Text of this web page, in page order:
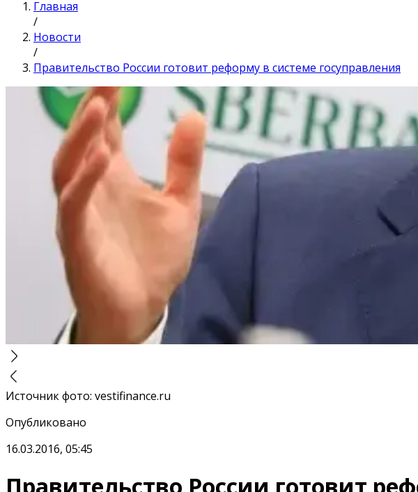
Главная
/
Новости
/
Правительство России готовит реформу в системе госуправления
Источник фото: vestifinance.ru
Опубликовано
16.03.2016, 05:45